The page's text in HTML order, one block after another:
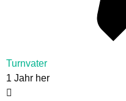
Turnvater
1 Jahr her